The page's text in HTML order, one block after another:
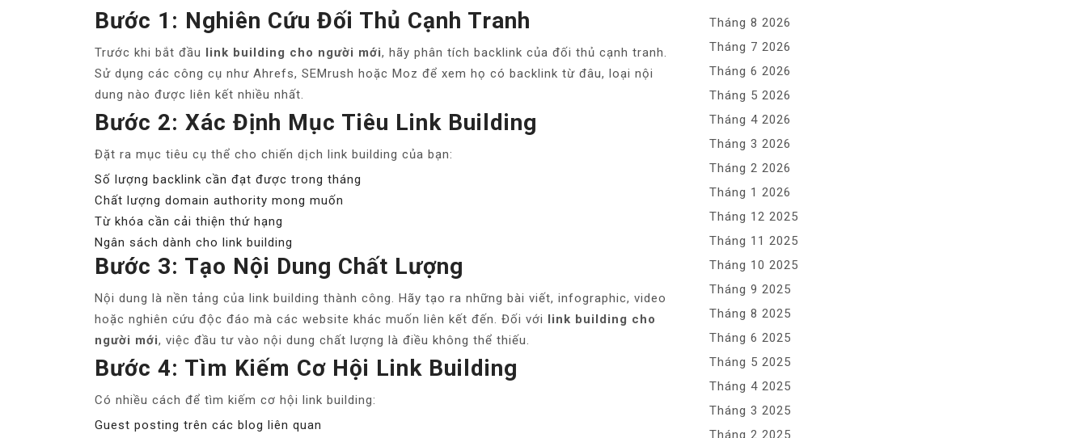
Bước 1: Nghiên Cứu Đối Thủ Cạnh Tranh
Trước khi bắt đầu link building cho người mới, hãy phân tích backlink của đối thủ cạnh tranh.
Sử dụng các công cụ như Ahrefs, SEMrush hoặc Moz để xem họ có backlink từ đâu, loại nội
dung nào được liên kết nhiều nhất.
Bước 2: Xác Định Mục Tiêu Link Building
Đặt ra mục tiêu cụ thể cho chiến dịch link building của bạn:
Số lượng backlink cần đạt được trong tháng
Chất lượng domain authority mong muốn
Từ khóa cần cải thiện thứ hạng
Ngân sách dành cho link building
Bước 3: Tạo Nội Dung Chất Lượng
Nội dung là nền tảng của link building thành công. Hãy tạo ra những bài viết, infographic, video
hoặc nghiên cứu độc đáo mà các website khác muốn liên kết đến. Đối với link building cho
người mới, việc đầu tư vào nội dung chất lượng là điều không thể thiếu.
Bước 4: Tìm Kiếm Cơ Hội Link Building
Có nhiều cách để tìm kiếm cơ hội link building:
Guest posting trên các blog liên quan
Tháng 8 2026
Tháng 7 2026
Tháng 6 2026
Tháng 5 2026
Tháng 4 2026
Tháng 3 2026
Tháng 2 2026
Tháng 1 2026
Tháng 12 2025
Tháng 11 2025
Tháng 10 2025
Tháng 9 2025
Tháng 8 2025
Tháng 6 2025
Tháng 5 2025
Tháng 4 2025
Tháng 3 2025
Tháng 2 2025